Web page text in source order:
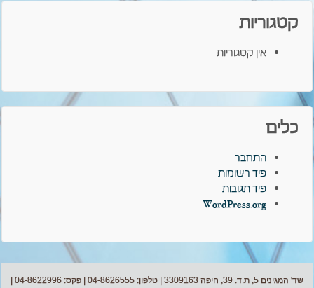
קטגוריות
אין קטגוריות
כלים
התחבר
פיד רשומות
פיד תגובות
WordPress.org
שד' המגינים 5, ת.ד. 39, חיפה 3309163 | טלפון: 04-8626555 | פקס: 04-8622996 |